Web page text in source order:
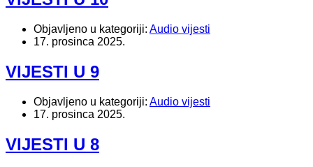
Objavljeno u kategoriji: Audio vijesti
17. prosinca 2025.
VIJESTI U 9
Objavljeno u kategoriji: Audio vijesti
17. prosinca 2025.
VIJESTI U 8